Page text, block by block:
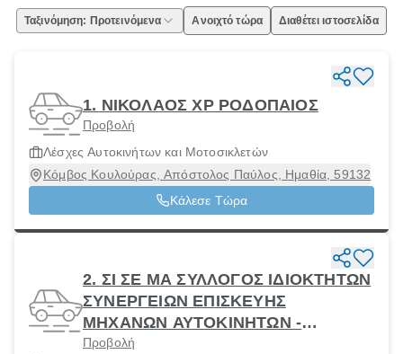
Ταξινόμηση: Προτεινόμενα Ανοιχτό τώρα Διαθέτει ιστοσελίδα
1. ΝΙΚΟΛΑΟΣ ΧΡ ΡΟΔΟΠΑΙΟΣ
Προβολή
Λέσχες Αυτοκινήτων και Μοτοσικλετών
Κόμβος Κουλούρας, Απόστολος Παύλος, Ημαθία, 59132
Κάλεσε Τώρα
2. ΣΙ ΣΕ ΜΑ ΣΥΛΛΟΓΟΣ ΙΔΙΟΚΤΗΤΩΝ
ΣΥΝΕΡΓΕΙΩΝ ΕΠΙΣΚΕΥΗΣ
ΜΗΧΑΝΩΝ ΑΥΤΟΚΙΝΗΤΩΝ -
ΓΡΗΓΟΡΙΟΣ ΣΥΛΛΟΓΟΣ
Προβολή